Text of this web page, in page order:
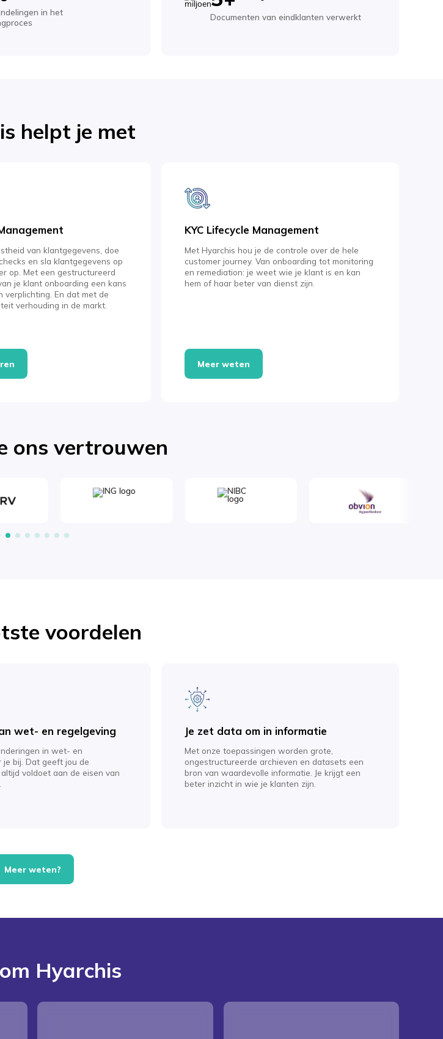
in het
Documenten van eindklanten verwerkt
helpt je met
van klantgegevens, doe
en sla klantgegevens op
op. Met een gestructureerd
je klant onboarding een kans
verplichting. En dat met de
verhouding in de markt.
KYC Lifecycle Management
Met Hyarchis hou je de controle over de hele
customer journey. Van onboarding tot monitoring
en remediation: je weet wie je klant is en kan
hem of haar beter van dienst zijn.
Meer weten
ons vertrouwen
voordelen
wet- en regelgeving
in wet- en
je bij. Dat geeft jou de
voldoet aan de eisen van
Je zet data om in informatie
Met onze toepassingen worden grote,
ongestructureerde archieven en datasets een
bron van waardevolle informatie. Je krijgt een
beter inzicht in wie je klanten zijn.
Meer weten?
Hyarchis